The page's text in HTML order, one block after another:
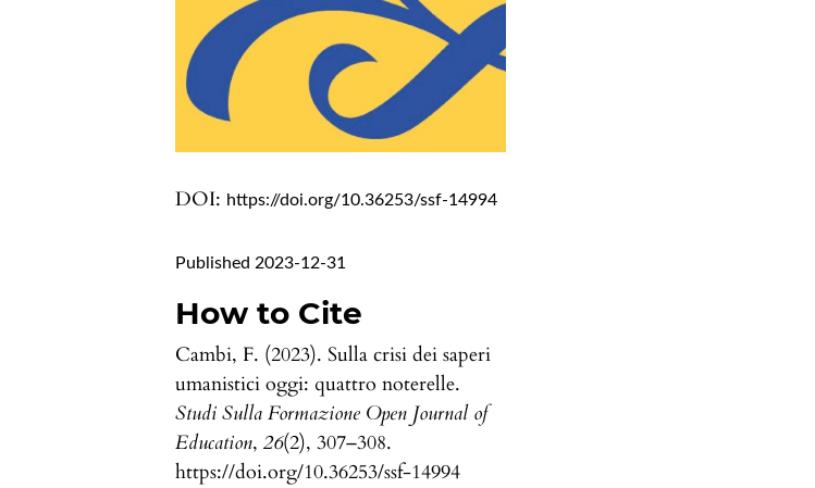
DOI: https://doi.org/10.36253/ssf-14994
Published 2023-12-31
How to Cite
Cambi, F. (2023). Sulla crisi dei saperi
umanistici oggi: quattro noterelle.
Studi Sulla Formazione Open Journal of
Education,26(2), 307–308.
https://doi.org/10.36253/ssf-14994